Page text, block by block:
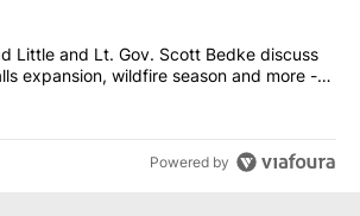
"Gov. Brad Little and Lt. Gov. Scott
Little and Lt. Gov. Scott Bedke discuss
expansion, wildfire season and more -
8
Powered by